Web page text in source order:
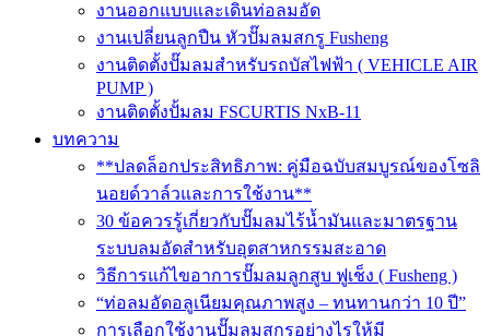
งานออกแบบและเดินท่อลมอัด
งานเปลี่ยนลูกปืน หัวปั๊มลมสกรู Fusheng
งานติดตั้งปั๊มลมสำหรับรถบัสไฟฟ้า ( VEHICLE AIR
PUMP )
งานติดตั้งปั้มลม FSCURTIS NxB-11
บทความ
**ปลดล็อกประสิทธิภาพ: คู่มือฉบับสมบูรณ์ของโซลิ
นอยด์วาล์วและการใช้งาน**
30 ข้อควรรู้เกี่ยวกับปั๊มลมไร้น้ำมันและมาตรฐาน
ระบบลมอัดสำหรับอุตสาหกรรมสะอาด
วิธีการแก้ไขอาการปั๊มลมลูกสูบ ฟูเช็ง ( Fusheng )
“ท่อลมอัดอลูเนียมคุณภาพสูง – ทนทานกว่า 10 ปี”
การเลือกใช้งานปั๊มลมสกรูอย่างไรให้มี